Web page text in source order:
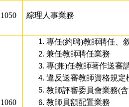
1050 綜理人事業務
1060
專任(約聘)教師聘任、
兼任教師聘任業務
專(兼)任教師著作送審
違反送審教師資格規定
教師評審委員會業務(
教師員額配置業務